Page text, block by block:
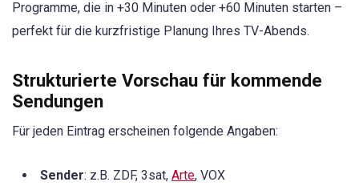
Programme, die in +30 Minuten oder +60 Minuten starten –
perfekt für die kurzfristige Planung Ihres TV-Abends.
Strukturierte Vorschau für kommende
Sendungen
Für jeden Eintrag erscheinen folgende Angaben:
Sender: z.B. ZDF, 3sat, Arte, VOX